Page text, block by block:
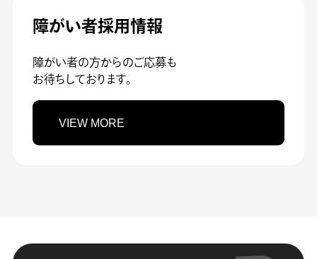
障がい者採用情報
障がい者の方からのご応募も
お待ちしております。
VIEW MORE